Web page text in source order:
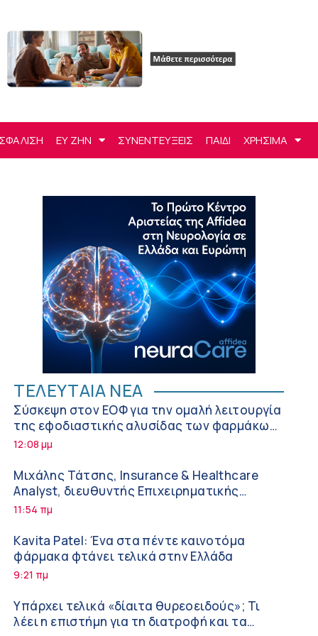
ΕΥ ΖΗΝ ΣΥΝΕΝΤΕΥΞΕΙΣ ΠΑΙΔΙ ΧΡΗΣΙΜΑ
ΤΕΛΕΥΤΑΙΑ ΝΕΑ
Σύσκεψη στον ΕΟΦ για την ομαλή λειτουργία
της εφοδιαστικής αλυσίδας των φαρμάκων
στη διάρκεια του καλοκαιριού
12:08 μμ
Μιχάλης Τάτσης, Insurance & Healthcare
Analyst, διευθυντής Επιχειρηματικής
Ανάπτυξης Ομίλου HHG
11:54 πμ
Kavita Patel: Ένα στα πέντε καινοτόμα
φάρμακα φτάνει τελικά στην Ελλάδα
9:21 πμ
Υπάρχει τελικά «δίαιτα θυρεοειδούς»; Τι
λέει η επιστήμη για τη διατροφή και τα